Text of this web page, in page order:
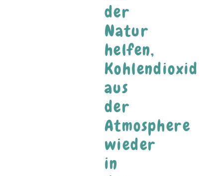
der
Natur
helfen,
Kohlendioxid
aus
der
Atmosphere
wieder
in